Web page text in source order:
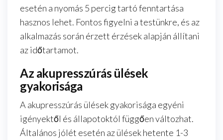
esetén a nyomás 5 percig tartó fenntartása
hasznos lehet. Fontos figyelni a testünkre, és az
alkalmazás során érzett érzések alapján állítani
az időtartamot.
Az akupresszúrás ülések
gyakorisága
A akupresszúrás ülések gyakorisága egyéni
igényektől és állapotoktól függően változhat.
Általános jólét esetén az ülések hetente 1-3